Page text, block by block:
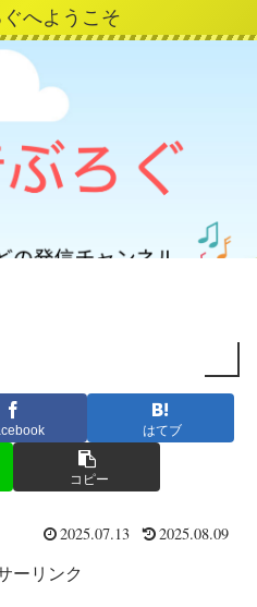
へようこそ
はてブ
コピー
2025.07.13 2025.08.09
ーリンク